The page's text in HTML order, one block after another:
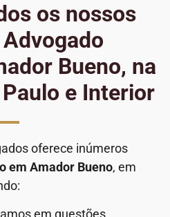
os nossos
Bueno, na
e Interior
oferece inúmeros
em Amador Bueno, em
em questões